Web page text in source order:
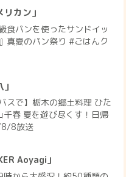
カン」
食パンを使ったサンドイッ
真夏のパン祭り #ごはんク
スで】栃木の郷土料理 ひた
千春 夏を遊び尽くす！日帰
8/8放送
Aoyagi」